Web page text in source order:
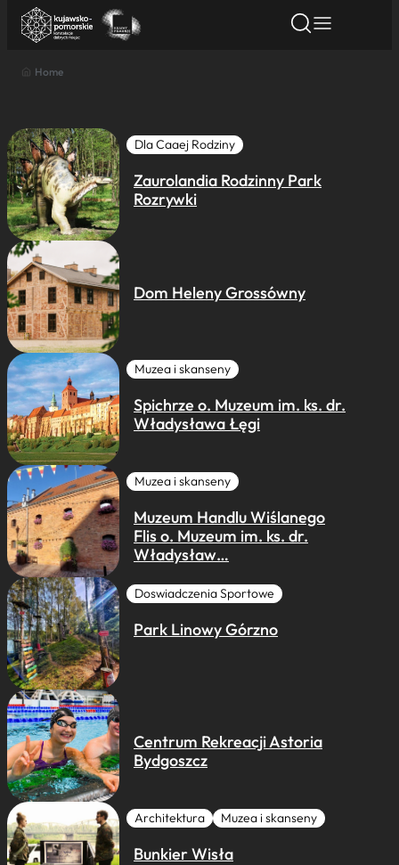
Nazwa atrakcji
Miasto
Kategoria
Home
Dla Caaej Rodziny
Zaurolandia Rodzinny Park
Rozrywki
Dom Heleny Grossówny
Muzea i skanseny
Spichrze o. Muzeum im. ks. dr.
Władysława Łęgi
Muzea i skanseny
Muzeum Handlu Wiślanego
Flis o. Muzeum im. ks. dr.
Władysław…
Doswiadczenia Sportowe
Park Linowy Górzno
Centrum Rekreacji Astoria
Bydgoszcz
Architektura Muzea i skanseny
Bunkier Wisła